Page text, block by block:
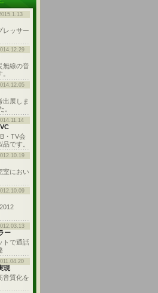
レッサー
無線の音
出展しま
。
・TV会
です。
室におい
ー
トで通話
現
音質化を